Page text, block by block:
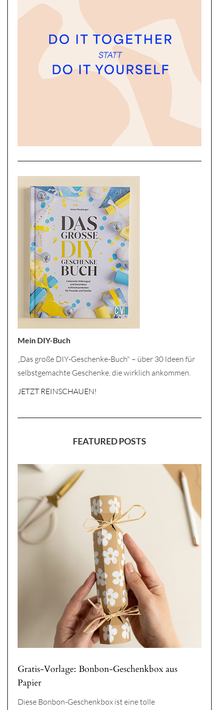
Mein DIY-Buch
„Das große DIY-Geschenke-Buch" – über 30 Ideen für
selbstgemachte Geschenke, die wirklich ankommen.
JETZT REINSCHAUEN!
FEATURED POSTS
Gratis-Vorlage: Bonbon-Geschenkbox aus
Papier
Diese Bonbon-Geschenkbox ist eine tolle